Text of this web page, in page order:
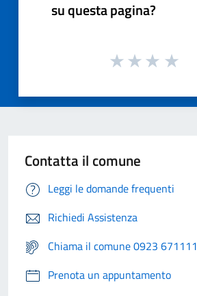
su questa pagina?
Contatta il comune
Leggi le domande frequenti
Richiedi Assistenza
Chiama il comune 0923 671111
Prenota un appuntamento